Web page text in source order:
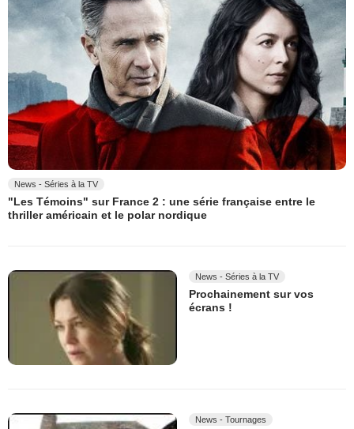
News - Séries à la TV
"Les Témoins" sur France 2 : une série française entre le
thriller américain et le polar nordique
News - Séries à la TV
Prochainement sur vos
écrans !
News - Tournages